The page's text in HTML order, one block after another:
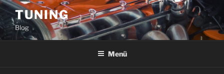
Tartalomhoz
TUNING
Blog
Menü